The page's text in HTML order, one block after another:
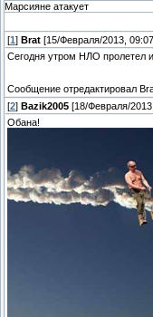
Марсияне атакует
[1 ] Brat [15/Февраля/2013,
Сегодня утром НЛО пролетел
Сообщение отредактировал
[2] Bazik2005 [18/Февраля/
Обана!